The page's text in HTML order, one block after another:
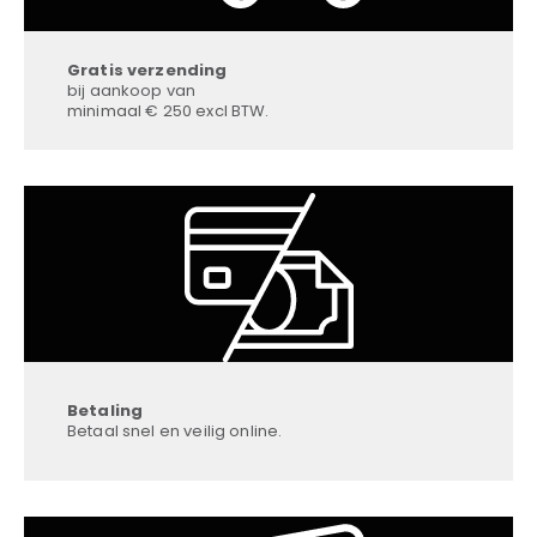
Gratis verzending
bij aankoop van
minimaal € 250 excl BTW.
Betaling
Betaal snel en veilig online.